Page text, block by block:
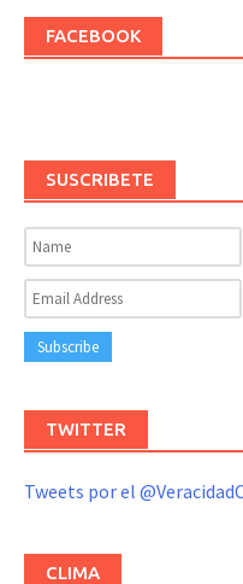
FACEBOOK
SUSCRIBETE
TWITTER
Tweets por el
CLIMA